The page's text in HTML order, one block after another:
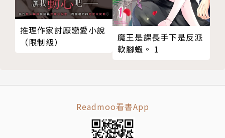
推理作家討厭戀愛小說
（限制級）
魔王是課長手下是反派
軟腳蝦。 1
Readmoo看書App